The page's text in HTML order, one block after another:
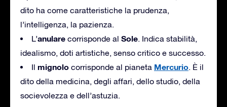
dito ha come caratteristiche la prudenza,
l’intelligenza, la pazienza.
L’anulare corrisponde al Sole. Indica stabilità,
idealismo, doti artistiche, senso critico e successo.
Il mignolo corrisponde al pianeta Mercurio. È il
dito della medicina, degli affari, dello studio, della
socievolezza e dell’astuzia.